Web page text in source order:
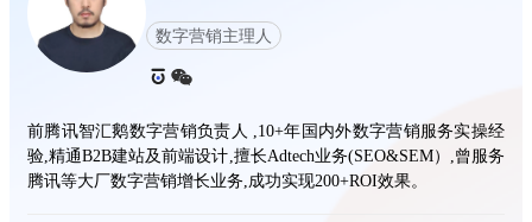
数字营销主理人
前腾讯智汇鹅数字营销负责人 ,10+年国内外数字营销服务实操经
验,精通B2B建站及前端设计,擅长Adtech业务(SEO&SEM）,曾服务
腾讯等大厂数字营销增长业务,成功实现200+ROI效果。